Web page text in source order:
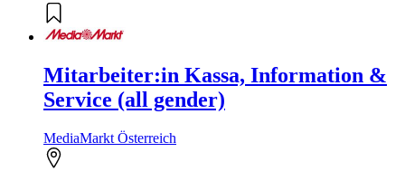
Mitarbeiter:in Kassa, Information &
Service (all gender)
MediaMarkt Österreich